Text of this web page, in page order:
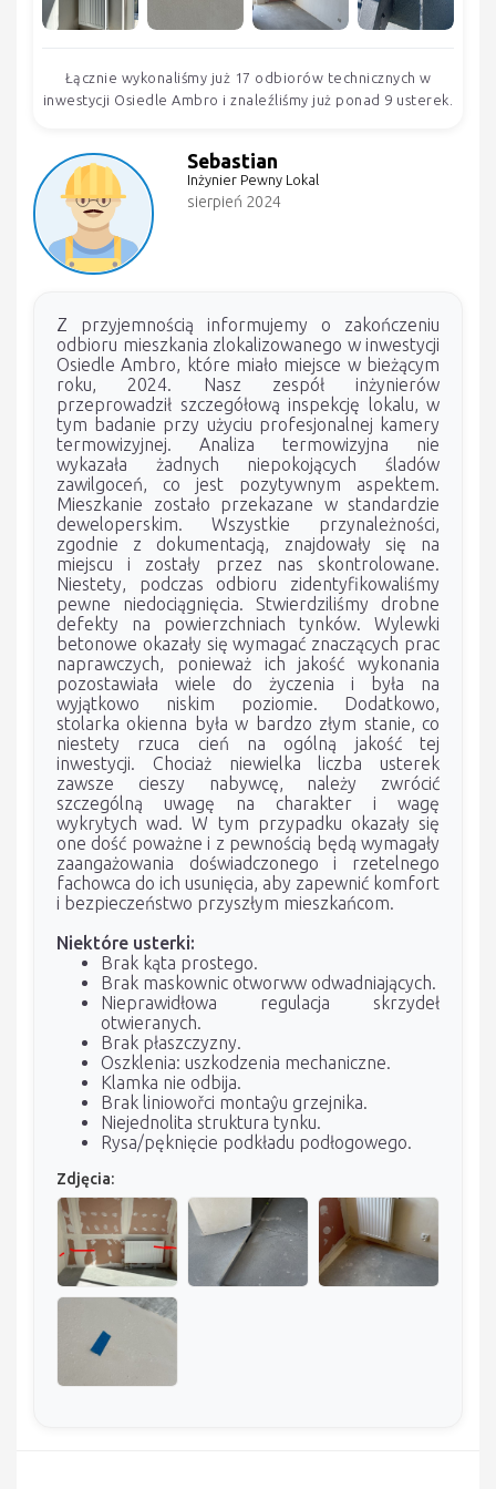
Łącznie wykonaliśmy już 17 odbiorów technicznych w
inwestycji Osiedle Ambro i znaleźliśmy już ponad 9 usterek.
Sebastian
Inżynier Pewny Lokal
sierpień 2024
Z przyjemnością informujemy o zakończeniu
odbioru mieszkania zlokalizowanego w inwestycji
Osiedle Ambro, które miało miejsce w bieżącym
roku, 2024. Nasz zespół inżynierów
przeprowadził szczegółową inspekcję lokalu, w
tym badanie przy użyciu profesjonalnej kamery
termowizyjnej. Analiza termowizyjna nie
wykazała żadnych niepokojących śladów
zawilgoceń, co jest pozytywnym aspektem.
Mieszkanie zostało przekazane w standardzie
deweloperskim. Wszystkie przynależności,
zgodnie z dokumentacją, znajdowały się na
miejscu i zostały przez nas skontrolowane.
Niestety, podczas odbioru zidentyfikowaliśmy
pewne niedociągnięcia. Stwierdziliśmy drobne
defekty na powierzchniach tynków. Wylewki
betonowe okazały się wymagać znaczących prac
naprawczych, ponieważ ich jakość wykonania
pozostawiała wiele do życzenia i była na
wyjątkowo niskim poziomie. Dodatkowo,
stolarka okienna była w bardzo złym stanie, co
niestety rzuca cień na ogólną jakość tej
inwestycji. Chociaż niewielka liczba usterek
zawsze cieszy nabywcę, należy zwrócić
szczególną uwagę na charakter i wagę
wykrytych wad. W tym przypadku okazały się
one dość poważne i z pewnością będą wymagały
zaangażowania doświadczonego i rzetelnego
fachowca do ich usunięcia, aby zapewnić komfort
i bezpieczeństwo przyszłym mieszkańcom.
Niektóre usterki:
Brak kąta prostego.
Brak maskownic otworww odwadniających.
Nieprawidłowa regulacja skrzydeł
otwieranych.
Brak płaszczyzny.
Oszklenia: uszkodzenia mechaniczne.
Klamka nie odbija.
Brak liniowořci montaŷu grzejnika.
Niejednolita struktura tynku.
Rysa/pęknięcie podkładu podłogowego.
Zdjęcia: